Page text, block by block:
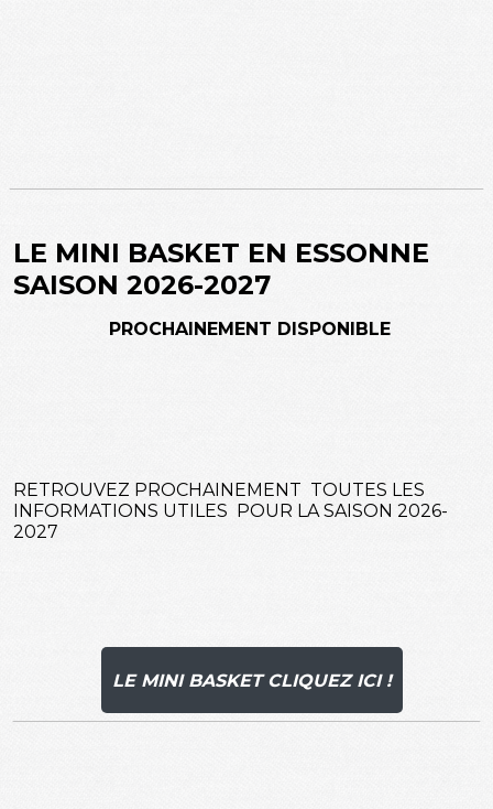
LE MINI BASKET EN ESSONNE
SAISON 2026-2027
PROCHAINEMENT DISPONIBLE
RETROUVEZ PROCHAINEMENT TOUTES LES
INFORMATIONS UTILES POUR LA SAISON 2026-
2027
LE MINI BASKET CLIQUEZ ICI !